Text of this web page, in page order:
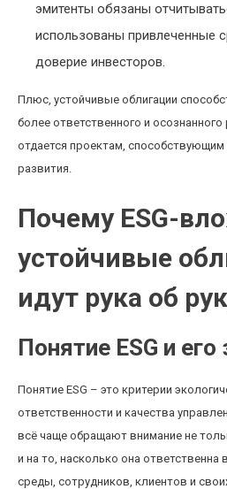
эмитенты обязаны
использованы привлеченные
доверие инвесторов.
Плюс, устойчивые облигации
более ответственного и
отдается проектам,
развития.
Почему ESG-
устойчивые
идут рука об
Понятие ESG и его
Понятие ESG – это критерии
ответственности и качества
всё чаще обращают внимание не
и на то, насколько она
среды, сотрудников, клиентов и